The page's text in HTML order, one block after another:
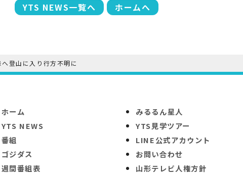
YTS NEWS一覧へ ホームへ
登山に入り行方不明に
ホーム
YTS NEWS
番組
ゴジダス
週間番組表
みるるん星人
YTS見学ツアー
LINE公式アカウント
お問い合わせ
山形テレビ人権方針